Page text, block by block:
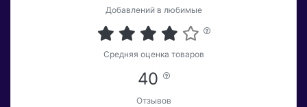
Добавлений в любимые
Средняя оценка товаров
40
Отзывов